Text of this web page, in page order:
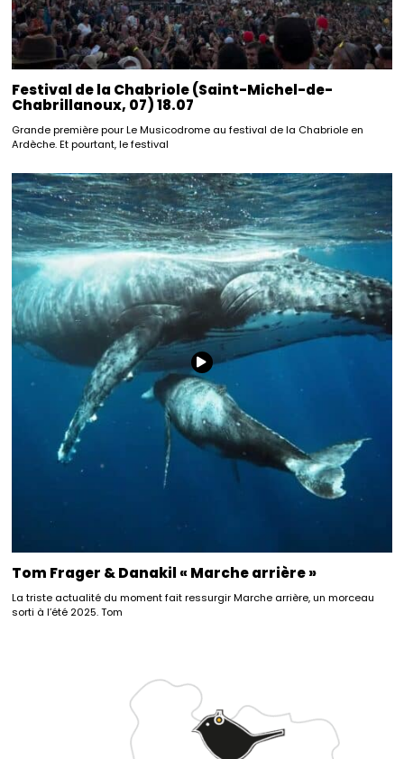
Festival de la Chabriole (Saint-Michel-de-
Chabrillanoux, 07) 18.07
Grande première pour Le Musicodrome au festival de la Chabriole en
Ardèche. Et pourtant, le festival
Tom Frager & Danakil « Marche arrière »
La triste actualité du moment fait ressurgir Marche arrière, un morceau
sorti à l’été 2025. Tom